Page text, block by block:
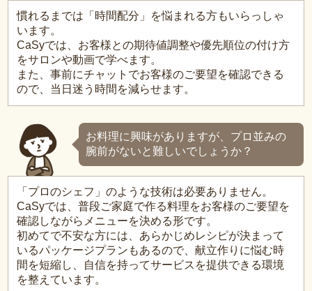
慣れるまでは「時間配分」を悩まれる方もいらっしゃ
います。
CaSyでは、お客様との期待値調整や優先順位の付け方
をサロンや動画で学べます。
また、事前にチャットでお客様のご要望を確認できる
ので、当日迷う時間を減らせます。
お料理に興味がありますが、プロ並みの
腕前がないと難しいでしょうか？
「プロのシェフ」のような技術は必要ありません。
CaSyでは、普段ご家庭で作る料理をお客様のご要望を
確認しながらメニューを決める形です。
初めてで不安な方には、あらかじめレシピが決まって
いるパッケージプランもあるので、献立作りに悩む時
間を短縮し、自信を持ってサービスを提供できる環境
を整えています。